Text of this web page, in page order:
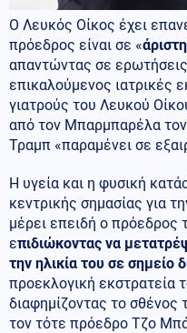
Ο Λευκός Οίκος έχει
πρόεδρος είναι σε «
απαντώντας σε
επικαλούμενος ιατρικές
γιατρούς του Λευκού
από τον Μπαρμπαρέλα
Τραμπ «παραμένει σε
Η υγεία και η φυσική
κεντρικής σημασίας για
μέρει επειδή ο πρόεδρος
επιδιώκοντας να
την ηλικία του σε σημείο
προεκλογική εκστρατεία
διαφημίζοντας το σθένος
τον τότε πρόεδρο Τζο